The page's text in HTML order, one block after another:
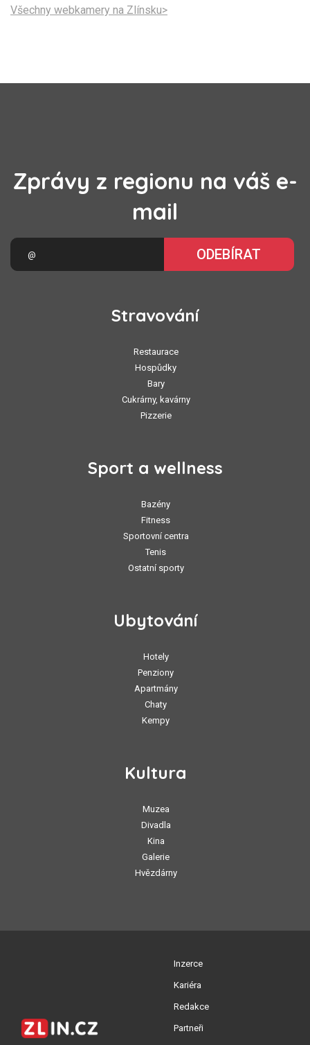
Všechny webkamery na Zlínsku>
Zprávy z regionu na váš e-
mail
ODEBÍRAT
Stravování
Restaurace
Hospůdky
Bary
Cukrárny, kavárny
Pizzerie
Sport a wellness
Bazény
Fitness
Sportovní centra
Tenis
Ostatní sporty
Ubytování
Hotely
Penziony
Apartmány
Chaty
Kempy
Kultura
Muzea
Divadla
Kina
Galerie
Hvězdárny
Inzerce
Kariéra
Redakce
Partneři